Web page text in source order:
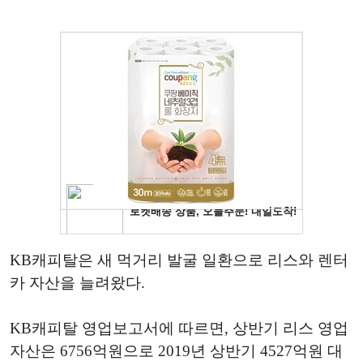
KB캐피탈은 새 먹거리 발굴 일환으로 리스와 렌터
카 자산을 늘려왔다.
KB캐피탈 영업보고서에 따르면, 상반기 리스 영업
자산은 6756억원으로 2019년 상반기 4527억원 대